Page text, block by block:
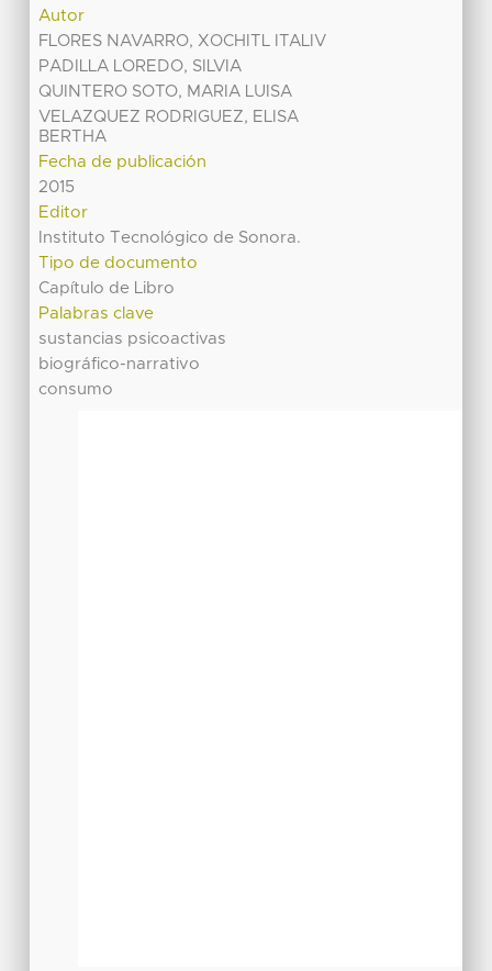
Autor
FLORES NAVARRO, XOCHITL ITALIV
PADILLA LOREDO, SILVIA
QUINTERO SOTO, MARIA LUISA
VELAZQUEZ RODRIGUEZ, ELISA
BERTHA
Fecha de publicación
2015
Editor
Instituto Tecnológico de Sonora.
Tipo de documento
Capítulo de Libro
Palabras clave
sustancias psicoactivas
biográfico-narrativo
consumo